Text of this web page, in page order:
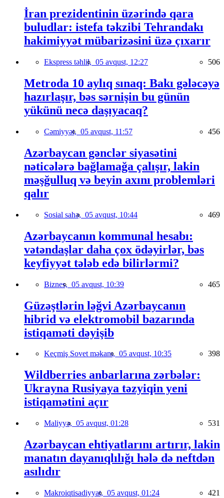
İran prezidentinin üzərində qara
buludlar: istefa təkzibi Tehrandakı
hakimiyyət mübarizəsini üzə çıxarır
Ekspress təhlil, 05 avqust, 12:27 506
Metroda 10 aylıq sınaq: Bakı gələcəyə
hazırlaşır, bəs sərnişin bu günün
yükünü necə daşıyacaq?
Cəmiyyət, 05 avqust, 11:57 456
Azərbaycan gənclər siyasətini
nəticələrə bağlamağa çalışır, lakin
məşğulluq və beyin axını problemləri
qalır
Sosial sahə, 05 avqust, 10:44 469
Azərbaycanın kommunal hesabı:
vətəndaşlar daha çox ödəyirlər, bəs
keyfiyyət tələb edə bilirlərmi?
Biznes, 05 avqust, 10:39 465
Güzəştlərin ləğvi Azərbaycanın
hibrid və elektromobil bazarında
istiqaməti dəyişib
Keçmiş Sovet məkanı, 05 avqust, 10:35 398
Wildberries anbarlarına zərbələr:
Ukrayna Rusiyaya təzyiqin yeni
istiqamətini açır
Maliyyə, 05 avqust, 01:28 531
Azərbaycan ehtiyatlarını artırır, lakin
manatın dayanıqlılığı hələ də neftdən
asılıdır
Makroiqtisadiyyat, 05 avqust, 01:24 421